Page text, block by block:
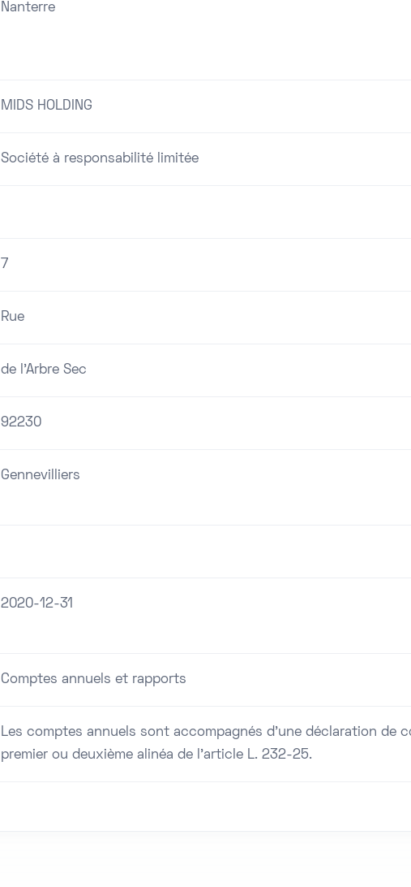
Nanterre
MIDS HOLDING
Société à responsabilité limitée
7
Rue
de l'Arbre Sec
92230
Gennevilliers
2020-12-31
Comptes annuels et rapports
Les comptes annuels sont accompagnés d'une déclaration de
premier ou deuxième alinéa de l'article L. 232-25.